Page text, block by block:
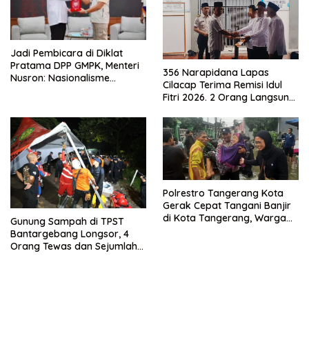
Jadi Pembicara di Diklat
Pratama DPP GMPK, Menteri
Nusron: Nasionalisme
356 Narapidana Lapas
Cilacap Terima Remisi Idul
Fitri 2026. 2 Orang Langsung
Gunung Sampah di TPST
Bantargebang Longsor, 4
Orang Tewas dan Sejumlah
Polrestro Tangerang Kota
Gerak Cepat Tangani Banjir
di Kota Tangerang, Warga